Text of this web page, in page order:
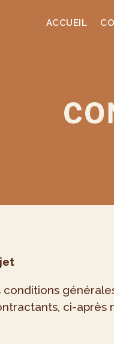
ACCUEIL
conditions
ci-après